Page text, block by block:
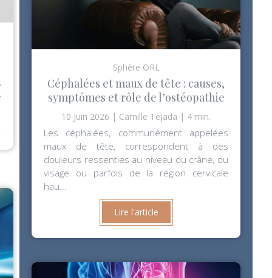
Sphère ORL
Céphalées et maux de tête : causes,
symptômes et rôle de l’ostéopathie
10 Juin 2026 Camille Tejada 4 min.
Les céphalées, communément appelées
maux de tête, correspondent à des
douleurs ressenties au niveau du crâne, du
visage ou parfois de la région cervicale
hau...
Lire l'article